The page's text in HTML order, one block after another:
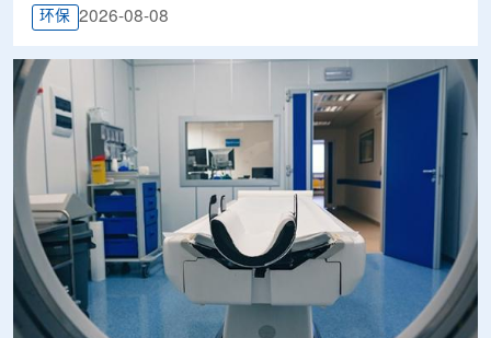
环保 2026-08-08